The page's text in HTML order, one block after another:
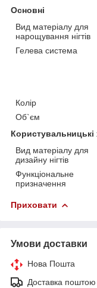
Основні
Вид матеріалу для
нарощування нігтів
Гелева система
Колір
Об`єм
Користувальницькі
Вид матеріалу для
дизайну нігтів
Функціональне
призначення
Приховати
Умови доставки
Нова Пошта
Доставка поштою